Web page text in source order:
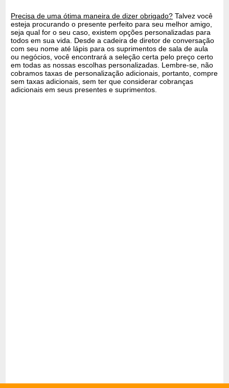
Precisa de uma ótima maneira de dizer obrigado? Talvez você
esteja procurando o presente perfeito para seu melhor amigo,
seja qual for o seu caso, existem opções personalizadas para
todos em sua vida. Desde a cadeira de diretor de conversação
com seu nome até lápis para os suprimentos de sala de aula
ou negócios, você encontrará a seleção certa pelo preço certo
em todas as nossas escolhas personalizadas. Lembre-se, não
cobramos taxas de personalização adicionais, portanto, compre
sem taxas adicionais, sem ter que considerar cobranças
adicionais em seus presentes e suprimentos.